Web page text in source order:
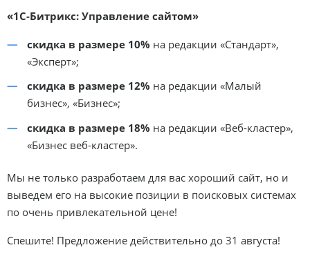
«1С-Битрикс: Управление сайтом»
скидка в размере 10% на редакции «Стандарт»,
«Эксперт»;
скидка в размере 12% на редакции «Малый
бизнес», «Бизнес»;
скидка в размере 18% на редакции «Веб-кластер»,
«Бизнес веб-кластер».
Мы не только разработаем для вас хороший сайт, но и
выведем его на высокие позиции в поисковых системах
по очень привлекательной цене!
Спешите! Предложение действительно до 31 августа!